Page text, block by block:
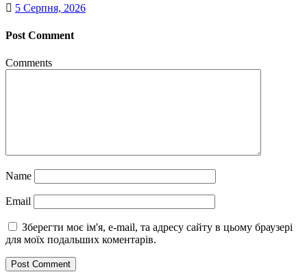
5 Серпня, 2026
Post Comment
Comments
Name
Email
Зберегти моє ім'я, e-mail, та адресу сайту в цьому браузері
для моїх подальших коментарів.